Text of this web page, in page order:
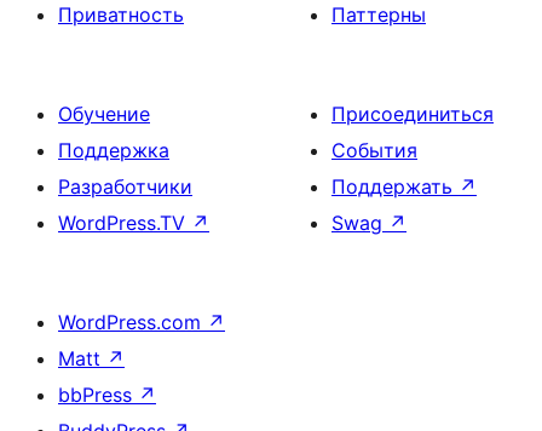
Приватность
Паттерны
Обучение
Поддержка
Разработчики
WordPress.TV ↗
Присоединиться
События
Поддержать ↗
Swag ↗
WordPress.com ↗
Matt ↗
bbPress ↗